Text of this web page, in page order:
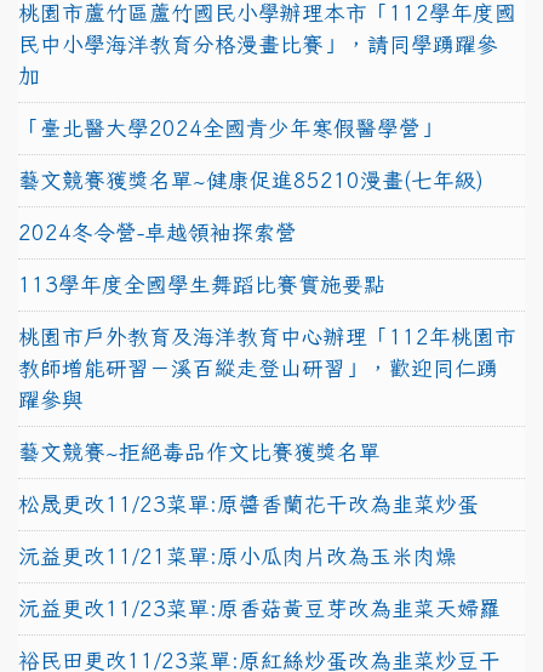
桃園市蘆竹區蘆竹國民小學辦理本市「112學年度國
民中小學海洋教育分格漫畫比賽」，請同學踴躍參
加
「臺北醫大學2024全國青少年寒假醫學營」
藝文競賽獲獎名單~健康促進85210漫畫(七年級)
2024冬令營-卓越領袖探索營
113學年度全國學生舞蹈比賽實施要點
桃園市戶外教育及海洋教育中心辦理「112年桃園市
教師增能研習－溪百縱走登山研習」，歡迎同仁踴
躍參與
藝文競賽~拒絕毒品作文比賽獲獎名單
松晟更改11/23菜單:原醬香蘭花干改為韭菜炒蛋
沅益更改11/21菜單:原小瓜肉片改為玉米肉燥
沅益更改11/23菜單:原香菇黃豆芽改為韭菜天婦羅
裕民田更改11/23菜單:原紅絲炒蛋改為韭菜炒豆干